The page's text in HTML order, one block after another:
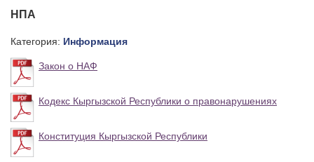
НПА
Категория: Информация
Закон о НАФ
Кодекс Кыргызской Республики о правонарушениях
Конституция Кыргызской Республики